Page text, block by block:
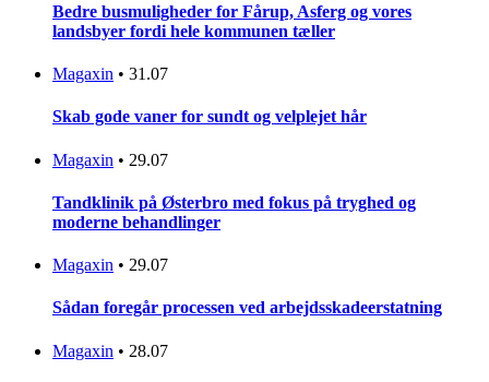
Bedre busmuligheder for Fårup, Asferg og vores
landsbyer fordi hele kommunen tæller
Magaxin • 31.07
Skab gode vaner for sundt og velplejet hår
Magaxin • 29.07
Tandklinik på Østerbro med fokus på tryghed og
moderne behandlinger
Magaxin • 29.07
Sådan foregår processen ved arbejdsskadeerstatning
Magaxin • 28.07